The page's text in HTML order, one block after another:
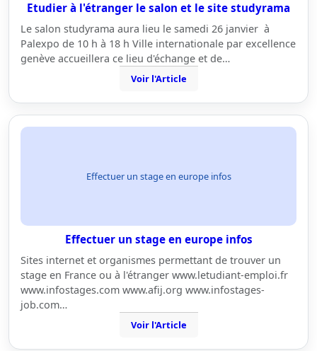
Etudier à l'étranger le salon et le site studyrama
Le salon studyrama aura lieu le samedi 26 janvier à
Palexpo de 10 h à 18 h Ville internationale par excellence
genève accueillera ce lieu d'échange et de…
Voir l'Article
Effectuer un stage en europe infos
Effectuer un stage en europe infos
Sites internet et organismes permettant de trouver un
stage en France ou à l'étranger www.letudiant-emploi.fr
www.infostages.com www.afij.org www.infostages-
job.com…
Voir l'Article